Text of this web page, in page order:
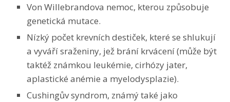
Von Willebrandova nemoc, kterou způsobuje
genetická mutace.
Nízký počet krevních destiček, které se shlukují
a vyváří sraženiny, jež brání krvácení (může být
taktéž známkou leukémie, cirhózy jater,
aplastické anémie a myelodysplazie).
Cushingův syndrom, známý také jako